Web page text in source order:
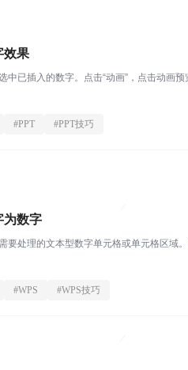
效果
已插入的数字。点击“动画”，点击动画预
#PPT #PPT技巧
为数字
要处理的文本型数字单元格或单元格区域
#WPS #WPS技巧